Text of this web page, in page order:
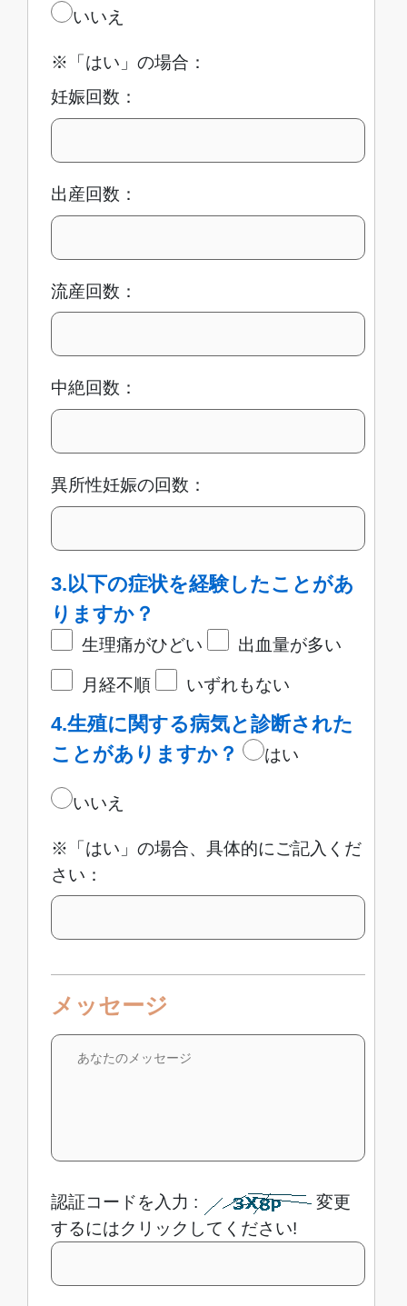
いいえ
※「はい」の場合：
妊娠回数：
出産回数：
流産回数：
中絶回数：
異所性妊娠の回数：
3.以下の症状を経験したことがあ
りますか？
生理痛がひどい
出血量が多い
月経不順
いずれもない
4.生殖に関する病気と診断された
ことがありますか？
はい
いいえ
※「はい」の場合、具体的にご記入くだ
さい：
メッセージ
認証コードを入力 :
変更
するにはクリックしてください!